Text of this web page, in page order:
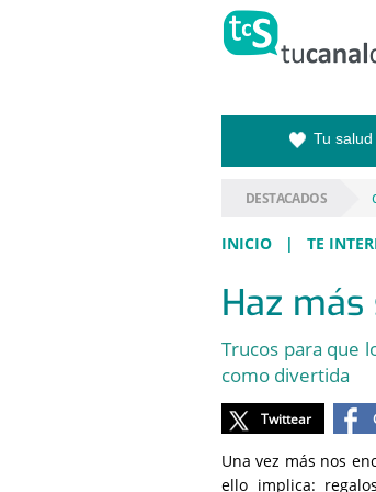
Saltar
al
contenido
Tu
DESTACADOS
INICIO | TE
Haz
Trucos para que
como divertida
Twittear
Una vez más nos
ello implica: